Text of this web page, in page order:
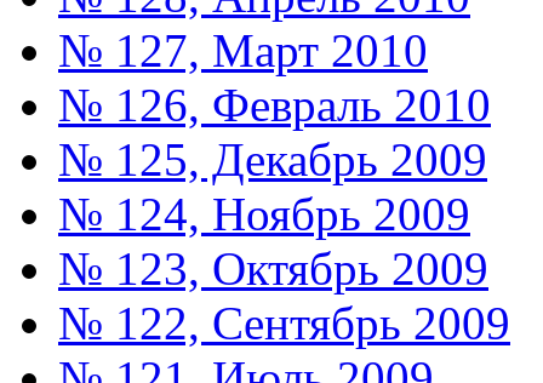
№ 127, Март 2010
№ 126, Февраль 2010
№ 125, Декабрь 2009
№ 124, Ноябрь 2009
№ 123, Октябрь 2009
№ 122, Сентябрь 2009